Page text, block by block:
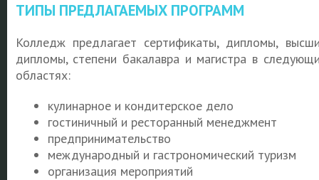
ТИПЫ ПРЕДЛАГАЕМЫХ ПРОГРАММ
Колледж предлагает сертификаты, дипломы,
дипломы, степени бакалавра и магистра в
областях:
кулинарное и кондитерское дело
гостиничный и ресторанный менеджмент
предпринимательство
международный и гастрономический туризм
организация мероприятий